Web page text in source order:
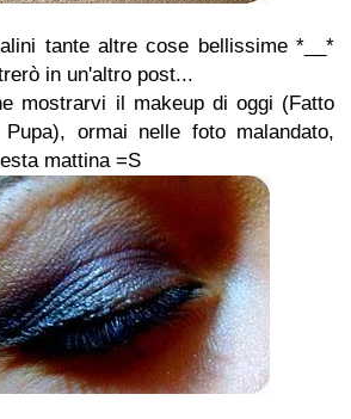
tante altre cose bellissime *__*
in un'altro post...
mostrarvi il makeup di oggi (Fatto
ormai nelle foto malandato,
mattina =S